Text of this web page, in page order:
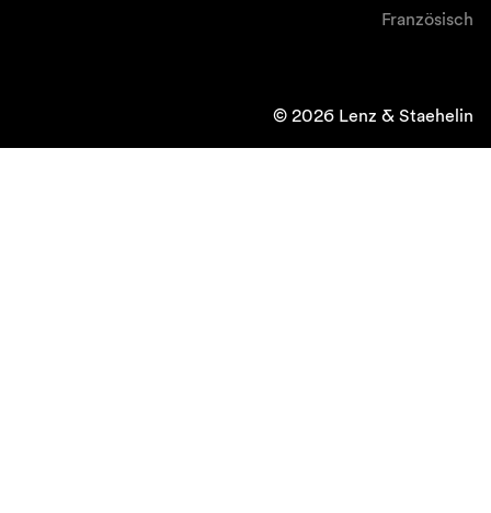
Französisch
© 2026 Lenz & Staehelin